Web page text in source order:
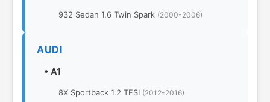
932 Sedan 1.6 Twin Spark (2000-2006)
AUDI
• A1
8X Sportback 1.2 TFSI (2012-2016)